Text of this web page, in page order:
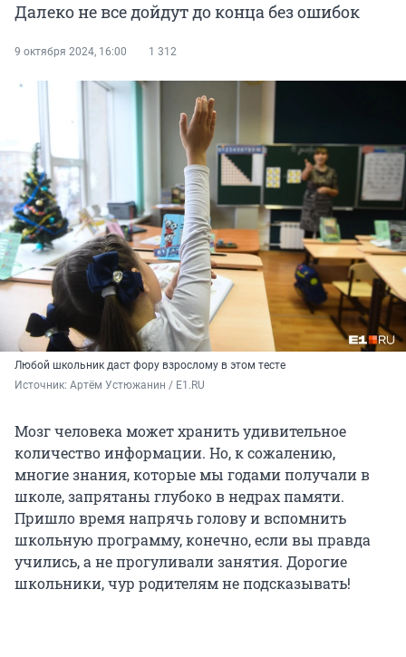
Далеко не все дойдут до конца без ошибок
9 октября 2024, 16:00 1 312
Любой школьник даст фору взрослому в этом тесте
Источник: Артём Устюжанин / E1.RU
Мозг человека может хранить удивительное
количество информации. Но, к сожалению,
многие знания, которые мы годами получали в
школе, запрятаны глубоко в недрах памяти.
Пришло время напрячь голову и вспомнить
школьную программу, конечно, если вы правда
учились, а не прогуливали занятия. Дорогие
школьники, чур родителям не подсказывать!